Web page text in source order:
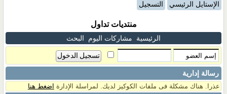
الإستايل الرئيسي التسجيل
منتديات تداول
الرئيسية مشاركات اليوم البحث
رسالة إدارية
عذرا. هناك مشكلة فى ملفات الكوكيز لديك. لمراسلة الإدارة اضغط هنا